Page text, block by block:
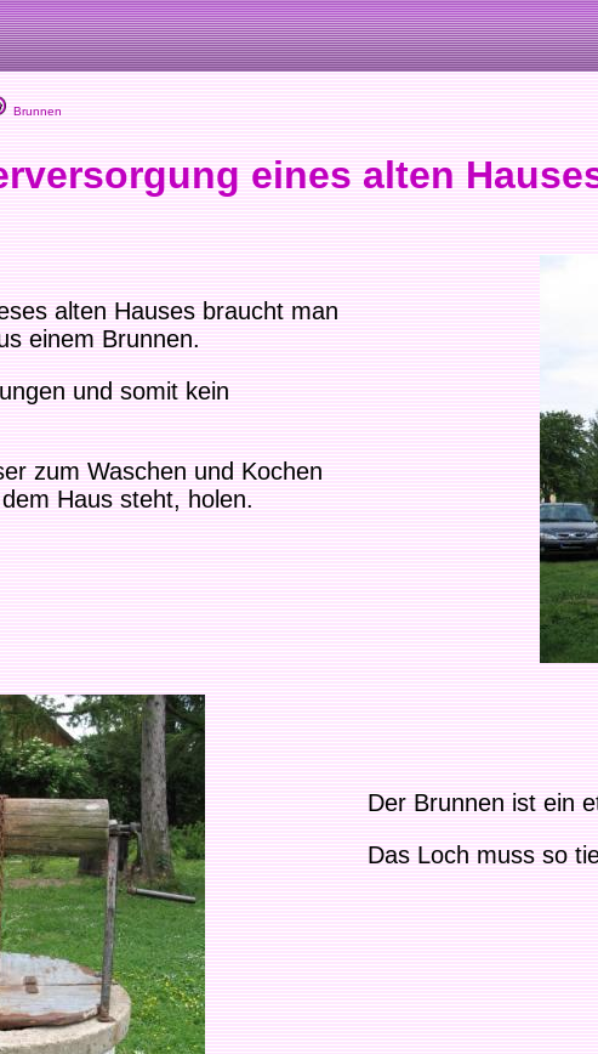
Brunnen
eines alten
alten Hauses braucht man
einem Brunnen.
und somit kein
zum Waschen und Kochen
Haus steht, holen.
Der Brunnen ist ein
Das Loch muss so